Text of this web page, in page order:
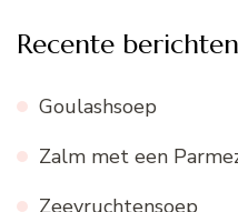
Recente berichten
Goulashsoep
Zalm met een
Zeevruchtensoep